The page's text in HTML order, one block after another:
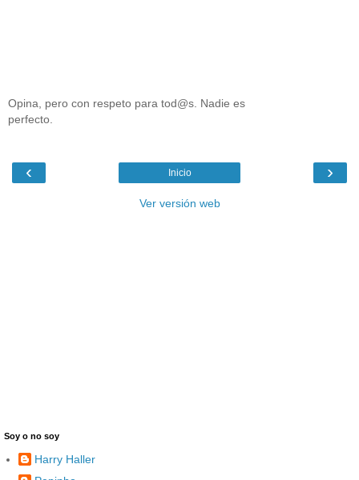
Opina, pero con respeto para tod@s. Nadie es
perfecto.
‹ ›
Inicio
Ver versión web
Soy o no soy
Harry Haller